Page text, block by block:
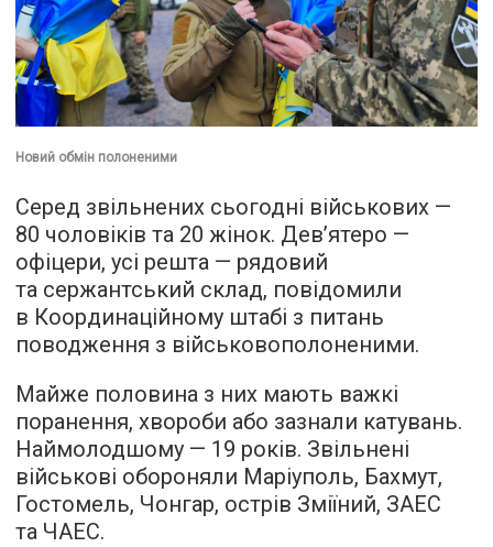
Новий обмін полоненими
Серед звільнених сьогодні військових —
80 чоловіків та 20 жінок. Дев’ятеро —
офіцери, усі решта — рядовий
та сержантський склад, повідомили
в Координаційному штабі з питань
поводження з військовополоненими.
Майже половина з них мають важкі
поранення, хвороби або зазнали катувань.
Наймолодшому — 19 років. Звільнені
військові обороняли Маріуполь, Бахмут,
Гостомель, Чонгар, острів Зміїний, ЗАЕС
та ЧАЕС.